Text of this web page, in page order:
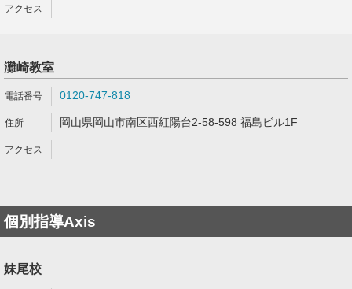
灘崎教室
0120-747-818
岡山県岡山市南区西紅陽台2-58-598 福島ビル1F
個別指導Axis
妹尾校